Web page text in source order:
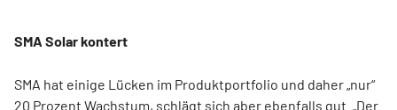
SMA Solar kontert
SMA hat einige Lücken im Produktportfolio und daher „nur“
20 Prozent Wachstum, schlägt sich aber ebenfalls gut. „Der